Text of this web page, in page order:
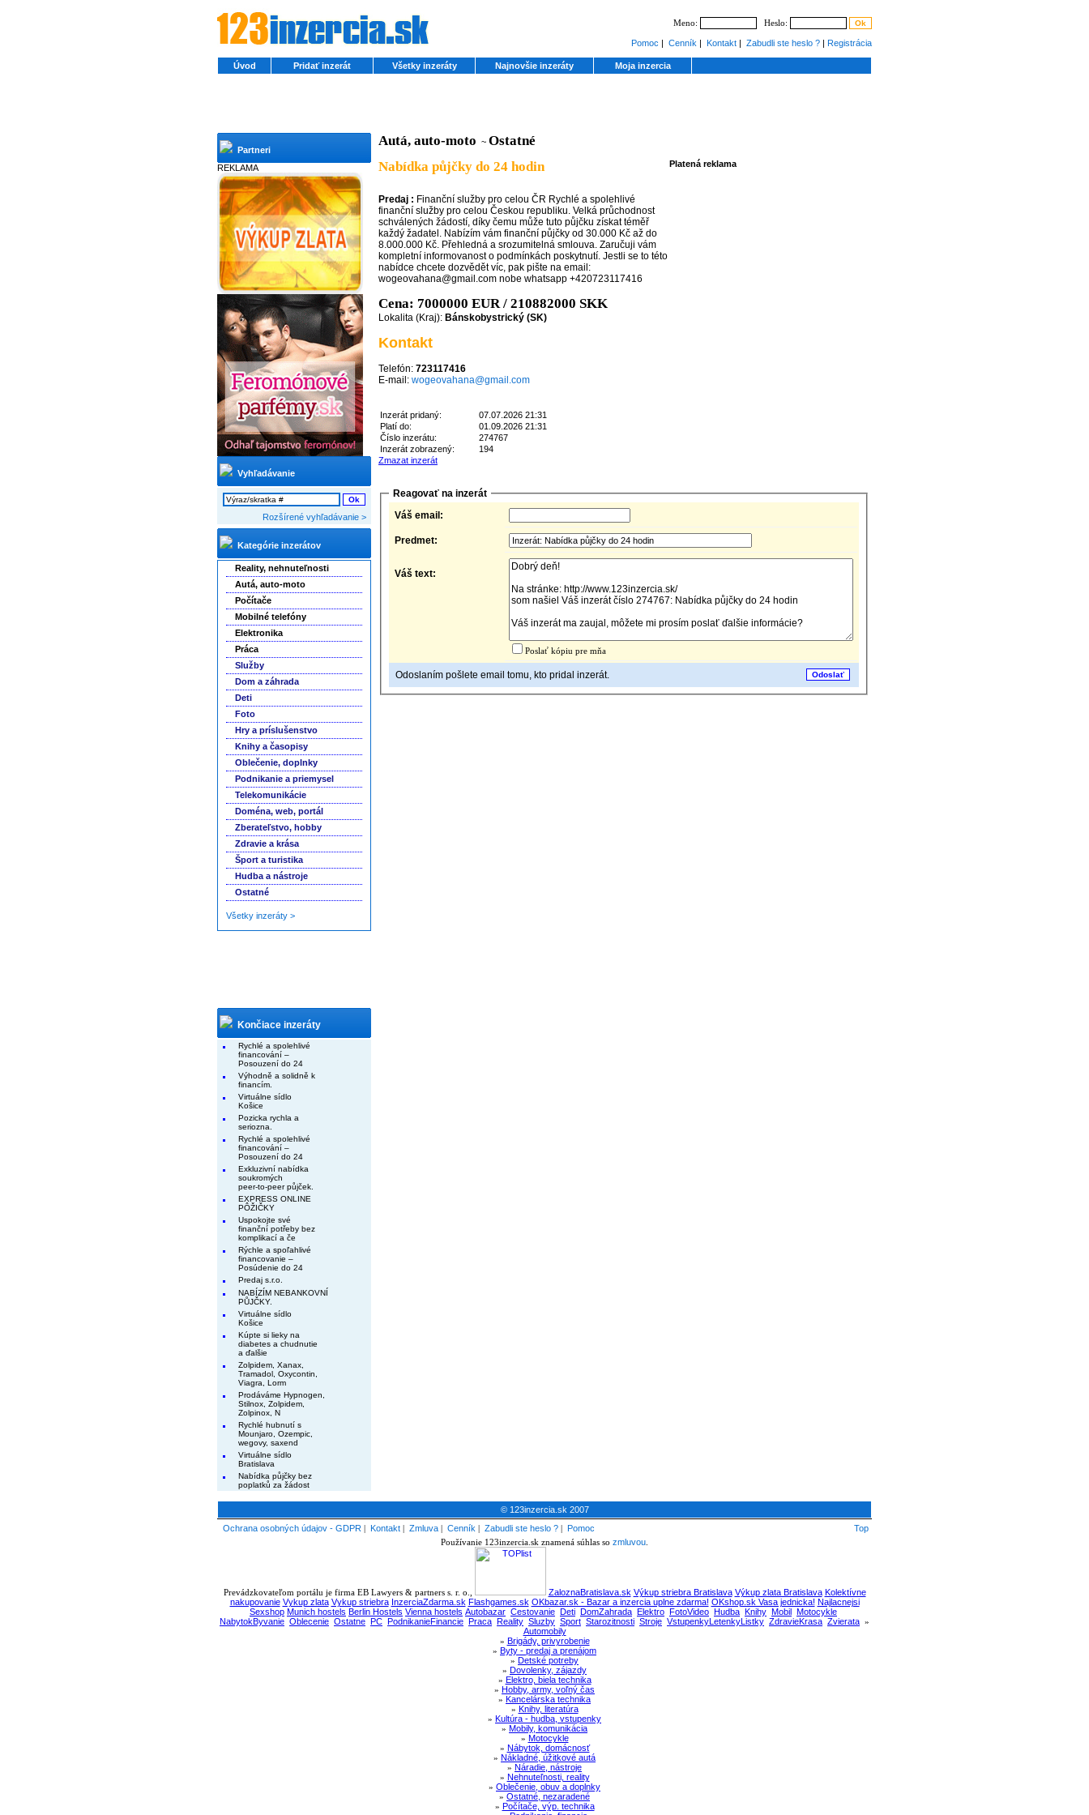
Meno: Heslo:
Pomoc | Cenník | Kontakt | Zabudli ste heslo ? | Registrácia
Úvod Pridať inzerát Všetky inzeráty Najnovšie inzeráty Moja inzercia
Partneri
REKLAMA
Vyhľadávanie
Rozšírené vyhľadávanie >
Kategórie inzerátov
Reality, nehnuteľnosti
Autá, auto-moto
Počítače
Mobilné telefóny
Elektronika
Práca
Služby
Dom a záhrada
Deti
Foto
Hry a príslušenstvo
Knihy a časopisy
Oblečenie, doplnky
Podnikanie a priemysel
Telekomunikácie
Doména, web, portál
Zberateľstvo, hobby
Zdravie a krása
Šport a turistika
Hudba a nástroje
Ostatné
Všetky inzeráty >
Končiace inzeráty
Rychlé a spolehlivé
financování –
Posouzení do 24
Výhodně a solidně k
financím.
Virtuálne sídlo
Košice
Pozicka rychla a
seriozna.
Rychlé a spolehlivé
financování –
Posouzení do 24
Exkluzivní nabídka
soukromých
peer-to-peer půjček.
EXPRESS ONLINE
PÔŽIČKY
Uspokojte své
finanční potřeby bez
komplikací a če
Rýchle a spoľahlivé
financovanie –
Posúdenie do 24
Predaj s.r.o.
NABÍZÍM NEBANKOVNÍ
PŮJČKY.
Virtuálne sídlo
Košice
Kúpte si lieky na
diabetes a chudnutie
a ďalšie
Zolpidem, Xanax,
Tramadol, Oxycontin,
Viagra, Lorm
Prodáváme Hypnogen,
Stilnox, Zolpidem,
Zolpinox, N
Rychlé hubnutí s
Mounjaro, Ozempic,
wegovy, saxend
Virtuálne sídlo
Bratislava
Nabídka půjčky bez
poplatků za žádost
Autá, auto-moto ~ Ostatné
Nabídka půjčky do 24 hodin
Predaj : Finanční služby pro celou ČR Rychlé a spolehlivé
finanční služby pro celou Českou republiku. Velká průchodnost
schválených žádostí, díky čemu může tuto půjčku získat téměř
každý žadatel. Nabízím vám finanční půjčky od 30.000 Kč až do
8.000.000 Kč. Přehledná a srozumitelná smlouva. Zaručuji vám
kompletní informovanost o podmínkách poskytnutí. Jestli se to této
nabídce chcete dozvědět víc, pak pište na email:
wogeovahana@gmail.com nobe whatsapp +420723117416
Cena: 7000000 EUR / 210882000 SKK
Lokalita (Kraj): Bánskobystrický (SK)
Kontakt
Telefón: 723117416
E-mail: wogeovahana@gmail.com
Inzerát pridaný:
07.07.2026 21:31
Platí do:
01.09.2026 21:31
Číslo inzerátu:
274767
Inzerát zobrazený:
194
Zmazat inzerát
Platená reklama
Reagovať na inzerát
Váš email:
Predmet:
Váš text:
Poslať kópiu pre mňa
Odoslaním pošlete email tomu, kto pridal inzerát.
© 123inzercia.sk 2007
Ochrana osobných údajov - GDPR | Kontakt | Zmluva | Cenník | Zabudli ste heslo ? | Pomoc
Top
Používanie 123inzercia.sk znamená súhlas so zmluvou
Prevádzkovateľom portálu je firma EB Lawyers & partners s. r. o., ZaloznaBratislava.sk Výkup striebra Bratislava Výkup zlata Bratislava Kolektívne
nakupovanie Vykup zlata Vykup striebra InzerciaZdarma.sk Flashgames.sk OKbazar.sk - Bazar a inzercia uplne zdarma! OKshop.sk Vasa jednicka! Najlacnejsi
Sexshop Munich hostels Berlin Hostels Vienna hostels Autobazar Cestovanie Deti DomZahrada Elektro FotoVideo Hudba Knihy Mobil Motocykle
NabytokByvanie Oblecenie Ostatne PC PodnikanieFinancie Praca Reality Sluzby Sport Starozitnosti Stroje VstupenkyLetenkyListky ZdravieKrasa Zvierata »
Automobily
» Brigády, privyrobenie
» Byty - predaj a prenájom
» Detské potreby
» Dovolenky, zájazdy
» Elektro, biela technika
» Hobby, army, voľný čas
» Kancelárska technika
» Knihy, literatúra
» Kultúra - hudba, vstupenky
» Mobily, komunikácia
» Motocykle
» Nábytok, domácnosť
» Nákladné, úžitkové autá
» Náradie, nástroje
» Nehnuteľnosti, reality
» Oblečenie, obuv a doplnky
» Ostatné, nezaradené
» Počítače, výp. technika